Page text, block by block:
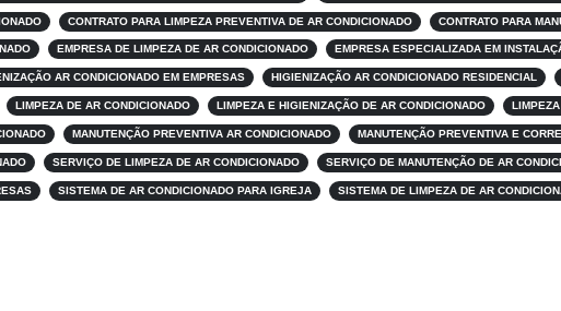
CONTRATO PARA LIMPEZA PREVENTIVA DE AR CONDICIONADO CONTRATO PARA
EMPRESA DE LIMPEZA DE AR CONDICIONADO EMPRESA ESPECIALIZADA EM
AR CONDICIONADO EM EMPRESAS HIGIENIZAÇÃO AR CONDICIONADO RESIDENCIAL
LIMPEZA DE AR CONDICIONADO LIMPEZA E HIGIENIZAÇÃO DE AR CONDICIONADO
MANUTENÇÃO PREVENTIVA AR CONDICIONADO MANUTENÇÃO PREVENTIVA E
SERVIÇO DE LIMPEZA DE AR CONDICIONADO SERVIÇO DE MANUTENÇÃO DE AR
SISTEMA DE AR CONDICIONADO PARA IGREJA SISTEMA DE LIMPEZA DE AR